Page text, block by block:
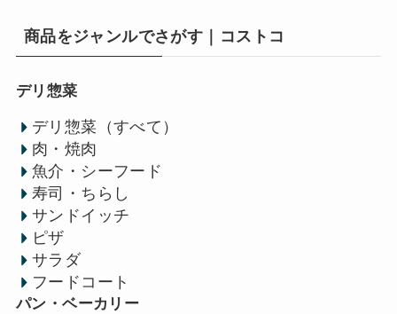
商品をジャンルでさがす｜コストコ
デリ惣菜
デリ惣菜（すべて）
肉・焼肉
魚介・シーフード
寿司・ちらし
サンドイッチ
ピザ
サラダ
フードコート
パン・ベーカリー